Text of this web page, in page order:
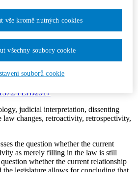
of Law, Charles University in Prague
rather than
the law
Articles Page: 20-28
TLHJ2917
judicial interpretation, dissenting
law changes, retroactivity, retrospectivity,
the question whether the current
as merely filling in the law is still
whether the current relationship
the legislature allows for concluding that,
souborů cookie
vše kromě nutných cookies
všechny soubory cookie